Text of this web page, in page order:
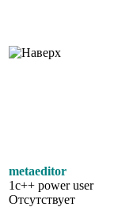
metaeditor
1c++ power user
Отсутствует